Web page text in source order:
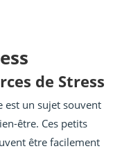
de Stress
est un sujet souvent
être. Ces petits
être facilement